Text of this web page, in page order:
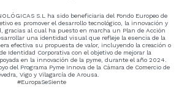
S.L ha sido beneficiaria del Fondo Europeo de
es promover el desarrollo tecnológico, la innovación y
gracias al cual ha puesto en marcha un Plan de Acción
una identidad visual que refleje la esencia de la
efectiva su propuesta de valor, incluyendo la creación o
Identidad Corporativa con el objetivo de mejorar la
en la innovación de la pyme, durante el año 2024.
del Programa Pyme Innova de la Cámara de Comercio de
Vigo y Vilagarcía de Arousa.
#EuropaSeSiente